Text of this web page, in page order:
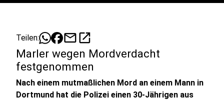
Teilen: mailopen_in_new
Marler wegen Mordverdacht
festgenommen
Nach einem mutmaßlichen Mord an einem Mann in
Dortmund hat die Polizei einen 30-Jährigen aus